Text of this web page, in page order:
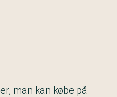
man kan købe på